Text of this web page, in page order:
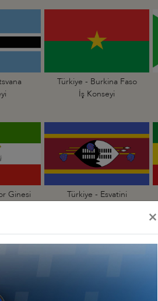
Türkiye - Burkina Faso
İş Konseyi
Ginesi
Türkiye - Esvatini
×